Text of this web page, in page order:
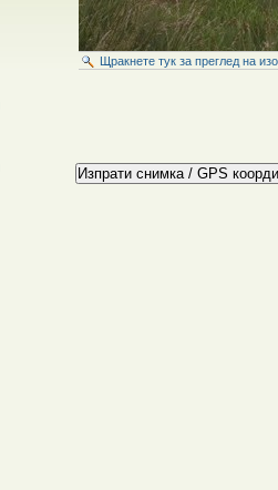
Щракнете тук за преглед на